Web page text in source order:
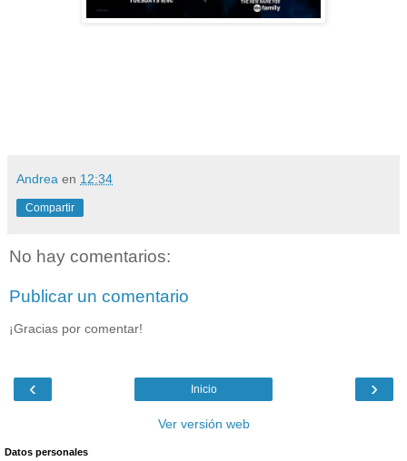
Andrea en 12:34
Compartir
No hay comentarios:
Publicar un comentario
¡Gracias por comentar!
‹ ›
Inicio
Ver versión web
Datos personales